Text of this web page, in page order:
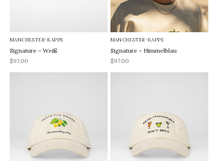
MANCHESTER-KAPPE
Signature – Weiß
REA-pris
$97.00
MANCHESTER-KAPPE
Signature – Himmelblau
REA-pris
$97.00